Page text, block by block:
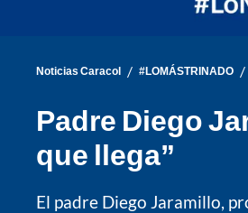
Noticias Caracol / #LOMÁSTRINADO /
Padre Diego
que llega”
El padre Diego Jaramillo,